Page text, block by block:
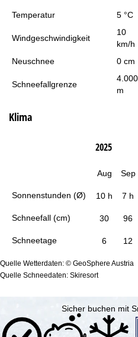
Temperatur 5 °C
Windgeschwindigkeit
10
km/h
Neuschnee
0 cm
Schneefallgrenze
4.000
m
Klima
Sonnenstunden (Ø)
Schneefall (cm)
Schneetage
2025
Aug Sep
10 h 7 h
30 96
6 12
Quelle Wetterdaten: © GeoSphere Austria
Quelle Schneedaten: Skiresort
Sicher buchen mit